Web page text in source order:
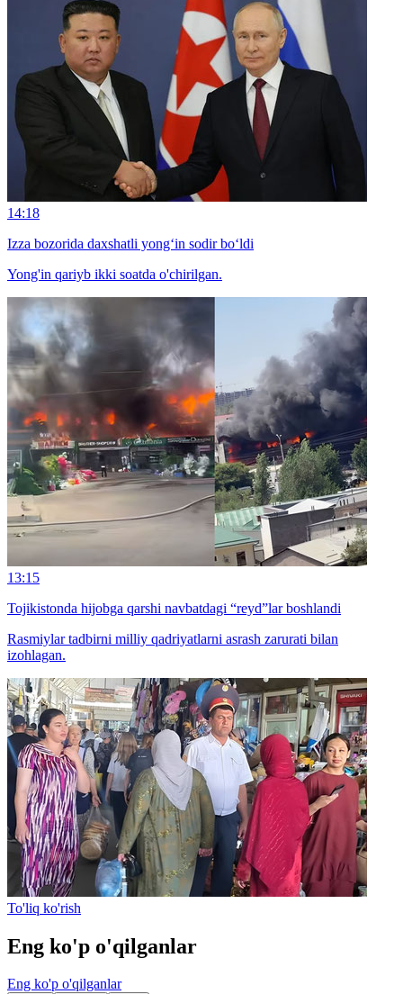
14:18
Izza bozorida daxshatli yong‘in sodir bo‘ldi
Yong'in qariyb ikki soatda o'chirilgan.
13:15
Tojikistonda hijobga qarshi navbatdagi “reyd”lar boshlandi
Rasmiylar tadbirni milliy qadriyatlarni asrash zarurati bilan
izohlagan.
To'liq ko'rish
Eng ko'p o'qilganlar
Eng ko'p o'qilganlar